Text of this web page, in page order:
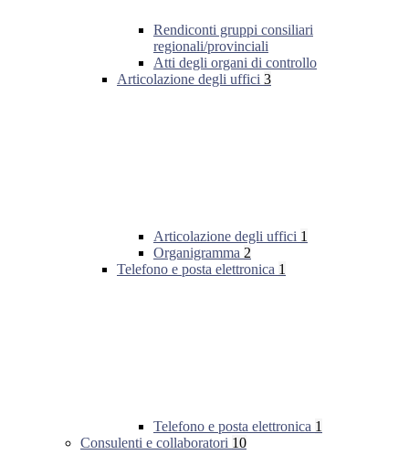
Rendiconti gruppi consiliari
regionali/provinciali
Atti degli organi di controllo
Articolazione degli uffici 3
Articolazione degli uffici 1
Organigramma 2
Telefono e posta elettronica 1
Telefono e posta elettronica 1
Consulenti e collaboratori 10